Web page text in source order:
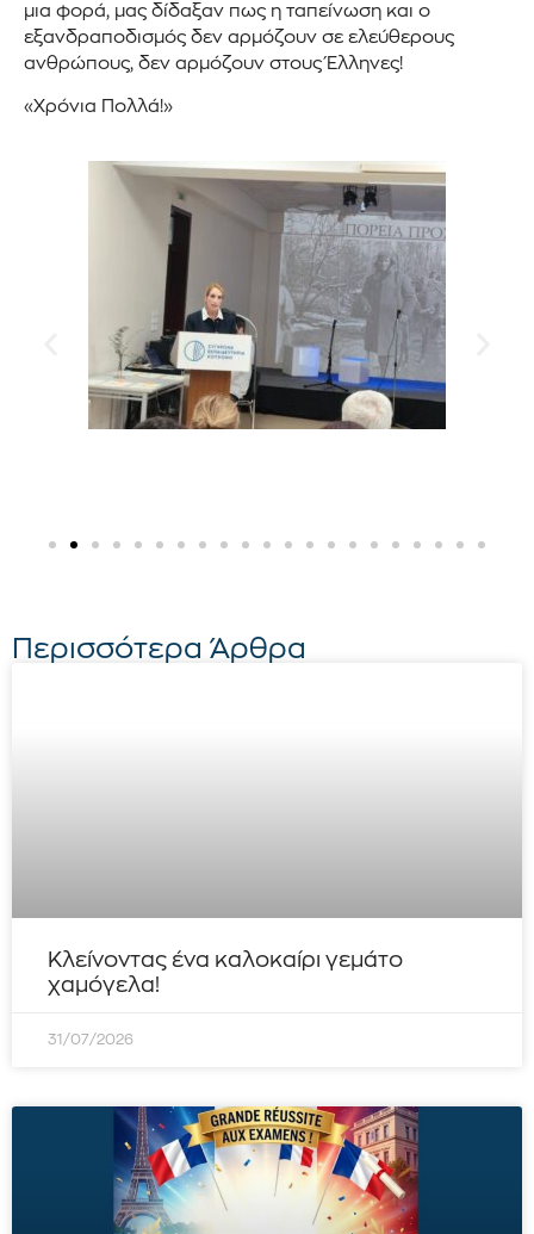
μια φορά, μας δίδαξαν πως η ταπείνωση και ο
εξανδραποδισμός δεν αρμόζουν σε ελεύθερους
ανθρώπους, δεν αρμόζουν στους Έλληνες!
«Χρόνια Πολλά!»
Περισσότερα Άρθρα
Κλείνοντας ένα καλοκαίρι γεμάτο
χαμόγελα!
31/07/2026